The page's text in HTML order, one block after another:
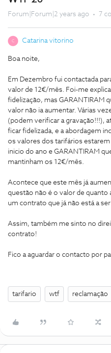
Forum|Forum|2 years ago 7
C Catarina vitorino
Boa noite,
Em Dezembro fui contactada
valor de 12€/mês. Foi-me
fidelização, mas GARANTIRAM
valor não ia aumentar. Várias
(podem verificar a gravação!!!),
ficar fidelizada, e a abordagem
os valores dos tarifários
inicio do ano e GARANTIRAM
mantinham os 12€/mês.
Acontece que este mês já
questão não é o valor de quanto
um contrato que já não está a
Assim, também me sinto no
contrato!
Fico a aguardar o contacto por
tarifario wtf reclamação